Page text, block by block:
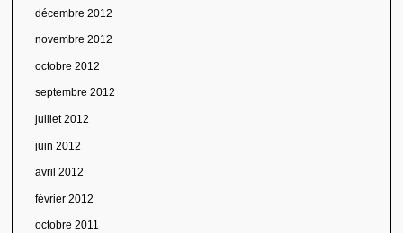
décembre 2012
novembre 2012
octobre 2012
septembre 2012
juillet 2012
juin 2012
avril 2012
février 2012
octobre 2011